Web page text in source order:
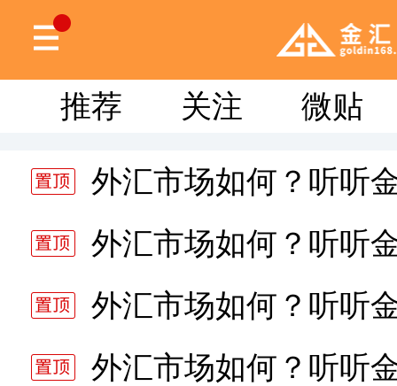
推荐 关注 微贴
外汇市场如何？听听
分析师静雅老师的分
外汇市场如何？听听
分析师静雅老师的分
外汇市场如何？听听
分析师静雅老师的分
外汇市场如何？听听